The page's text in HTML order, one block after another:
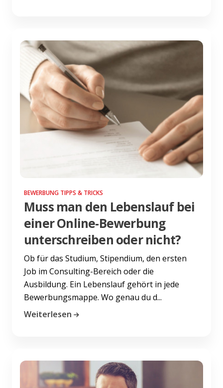
BEWERBUNG TIPPS & TRICKS
Muss man den Lebenslauf bei
einer Online-Bewerbung
unterschreiben oder nicht?
Ob für das Studium, Stipendium, den ersten
Job im Consulting-Bereich oder die
Ausbildung. Ein Lebenslauf gehört in jede
Bewerbungsmappe. Wo genau du d...
Weiterlesen